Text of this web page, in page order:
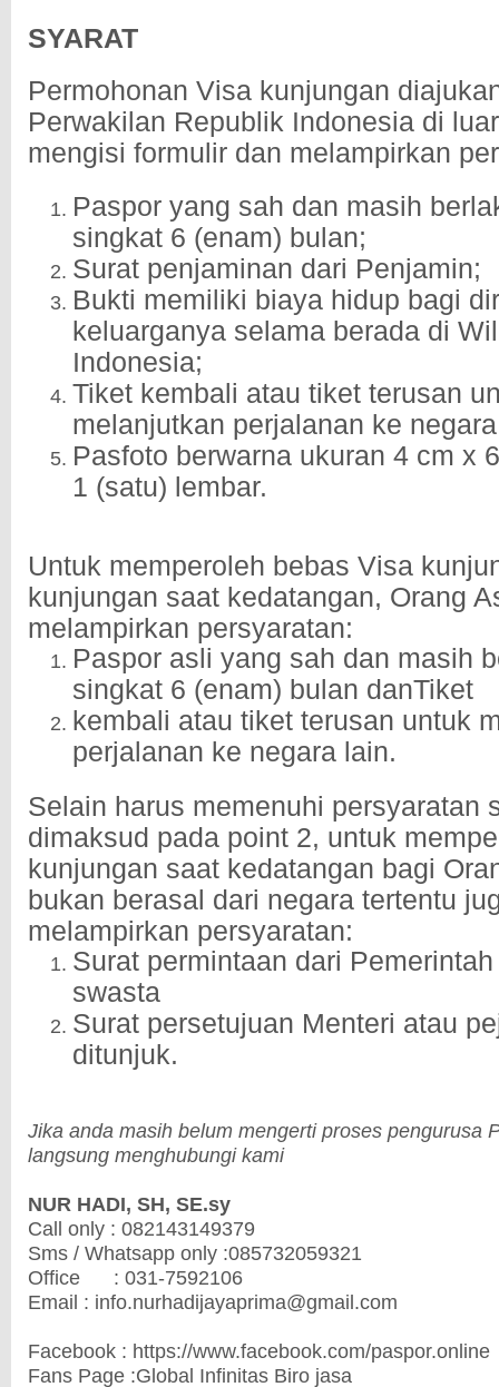
SYARAT
Permohonan Visa kunjungan
Perwakilan Republik Indonesia di
mengisi formulir dan melampirkan
Paspor yang sah dan masih
singkat 6 (enam) bulan;
Surat penjaminan dari Penjamin;
Bukti memiliki biaya hidup bagi
keluarganya selama berada di
Indonesia;
Tiket kembali atau tiket terusan
melanjutkan perjalanan ke
Pasfoto berwarna ukuran 4 cm x
1 (satu) lembar.
Untuk memperoleh bebas Visa
kunjungan saat kedatangan, Orang
melampirkan persyaratan:
Paspor asli yang sah dan masih
singkat 6 (enam) bulan danTiket
kembali atau tiket terusan untuk
perjalanan ke negara lain.
Selain harus memenuhi persyaratan
dimaksud pada point 2, untuk
kunjungan saat kedatangan bagi
bukan berasal dari negara tertentu
melampirkan persyaratan:
Surat permintaan dari
swasta
Surat persetujuan Menteri atau
ditunjuk.
Jika anda masih belum mengerti proses pengurusa
langsung menghubungi kami
NUR HADI, SH, SE.sy
Call only : 082143149379
Sms / Whatsapp only :085732059321
Office : 031-7592106
Email : info.nurhadijayaprima@gmail.com
Facebook : https://www.facebook.com/paspor.online
Fans Page :Global Infinitas Biro jasa